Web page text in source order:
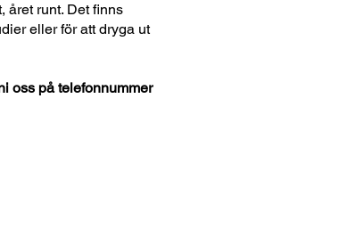
året runt. Det finns
eller för att dryga ut
oss på telefonnummer